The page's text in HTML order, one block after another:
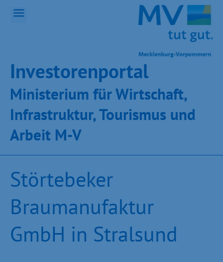
Inves­toren­por­tal
Ministeri­um für Wirt­schaft,
Infra­struk­tur, Tou­ris­mus und
Ar­beit M-V
Störtebeker
Braumanufaktur
GmbH in Stralsund